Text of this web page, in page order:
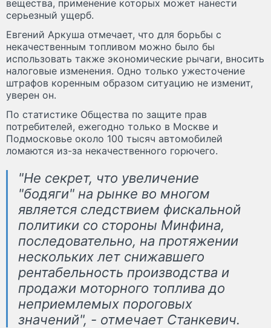
вещества, применение которых может нанести
серьезный ущерб.
Евгений Аркуша отмечает, что для борьбы с
некачественным топливом можно было бы
использовать также экономические рычаги, вносить
налоговые изменения. Одно только ужесточение
штрафов коренным образом ситуацию не изменит,
уверен он.
По статистике Общества по защите прав
потребителей, ежегодно только в Москве и
Подмосковье около 100 тысяч автомобилей
ломаются из-за некачественного горючего.
"Не секрет, что увеличение
"бодяги" на рынке во многом
является следствием фискальной
политики со стороны Минфина,
последовательно, на протяжении
нескольких лет снижавшего
рентабельность производства и
продажи моторного топлива до
неприемлемых пороговых
значений", - отмечает Станкевич.